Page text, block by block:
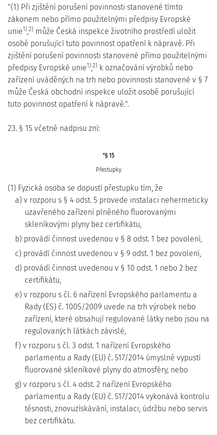
"(1) Při zjištění porušení povinnosti stanovené tímto
zákonem nebo přímo použitelnými předpisy Evropské
unie1),2) může Česká inspekce životního prostředí uložit
osobě porušující tuto povinnost opatření k nápravě. Při
zjištění porušení povinnosti stanovené přímo použitelnými
předpisy Evropské unie1),2) k označování výrobků nebo
zařízení uváděných na trh nebo povinnosti stanovené v § 7
může Česká obchodní inspekce uložit osobě porušující
tuto povinnost opatření k nápravě.".
23. § 15 včetně nadpisu zní:
"§ 15
Přestupky
(1) Fyzická osoba se dopustí přestupku tím, že
a) v rozporu s § 4 odst. 5 provede instalaci nehermeticky
uzavřeného zařízení plněného fluorovanými
skleníkovými plyny bez certifikátu,
b) provádí činnost uvedenou v § 8 odst. 1 bez povolení,
c) provádí činnost uvedenou v § 9 odst. 1 bez povolení,
d) provádí činnost uvedenou v § 10 odst. 1 nebo 2 bez
certifikátu,
e) v rozporu s čl. 6 nařízení Evropského parlamentu a
Rady (ES) č. 1005/2009 uvede na trh výrobek nebo
zařízení, které obsahují regulované látky nebo jsou na
regulovaných látkách závislé,
f) v rozporu s čl. 3 odst. 1 nařízení Evropského
parlamentu a Rady (EU) č. 517/2014 úmyslně vypustí
fluorované skleníkové plyny do atmosféry, nebo
g) v rozporu s čl. 4 odst. 2 nařízení Evropského
parlamentu a Rady (EU) č. 517/2014 vykonává kontrolu
těsnosti, znovuzískávání, instalaci, údržbu nebo servis
bez certifikátu.